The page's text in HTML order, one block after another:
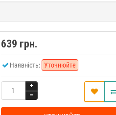
639 грн.
Наявність: Уточнюйте